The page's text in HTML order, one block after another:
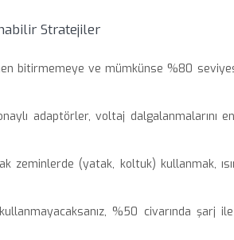
Stratejiler
bitirmemeye ve mümkünse %80
adaptörler, voltaj dalgalanmalarını
zeminlerde (yatak, koltuk) kullanmak,
%50 civarında şarj